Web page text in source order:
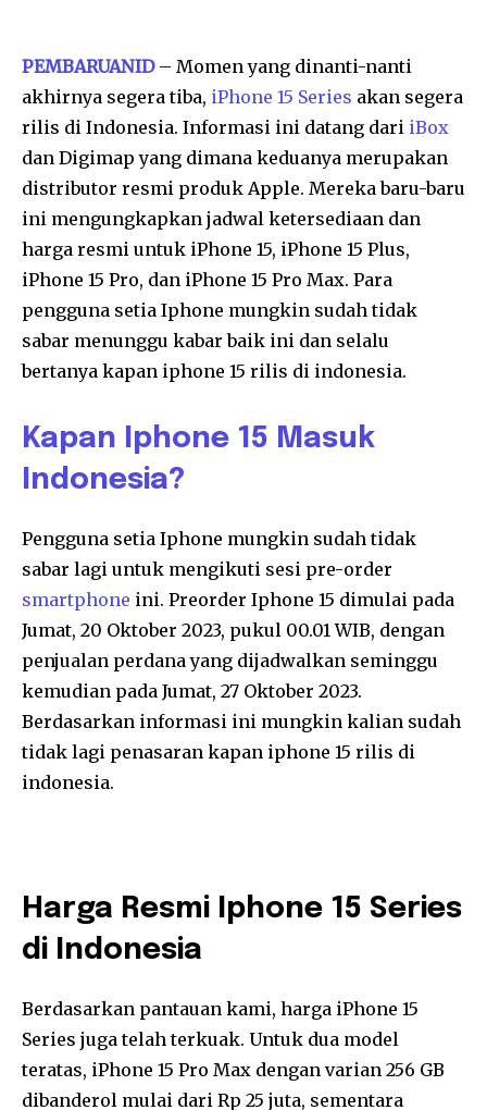
PEMBARUANID– Momen yang dinanti-nanti
akhirnya segera tiba, iPhone 15 Series akan segera
rilis di Indonesia. Informasi ini datang dari iBox
dan Digimap yang dimana keduanya merupakan
distributor resmi produk Apple. Mereka baru-baru
ini mengungkapkan jadwal ketersediaan dan
harga resmi untuk iPhone 15, iPhone 15 Plus,
iPhone 15 Pro, dan iPhone 15 Pro Max. Para
pengguna setia Iphone mungkin sudah tidak
sabar menunggu kabar baik ini dan selalu
bertanya kapan iphone 15 rilis di indonesia.
Kapan Iphone 15 Masuk
Indonesia?
Pengguna setia Iphone mungkin sudah tidak
sabar lagi untuk mengikuti sesi pre-order
smartphone ini. Preorder Iphone 15 dimulai pada
Jumat, 20 Oktober 2023, pukul 00.01 WIB, dengan
penjualan perdana yang dijadwalkan seminggu
kemudian pada Jumat, 27 Oktober 2023.
Berdasarkan informasi ini mungkin kalian sudah
tidak lagi penasaran kapan iphone 15 rilis di
indonesia.
Harga Resmi Iphone 15 Series
di Indonesia
Berdasarkan pantauan kami, harga iPhone 15
Series juga telah terkuak. Untuk dua model
teratas, iPhone 15 Pro Max dengan varian 256 GB
dibanderol mulai dari Rp 25 juta, sementara